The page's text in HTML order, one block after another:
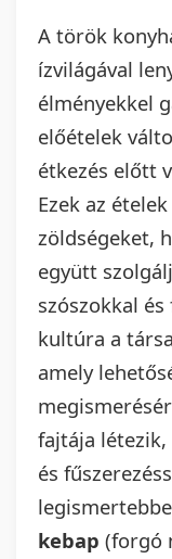
A török
ízvilágával
élményekkel
előételek
étkezés előtt
Ezek az
zöldségeket,
együtt
szószokkal
kultúra a
amely
fajtája
és
kebap (forgó